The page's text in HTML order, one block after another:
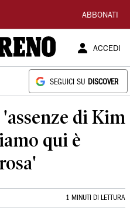
ABBONATI
ACCEDI
SEGUICI SU DISCOVER
di Kim
qui è
1 MINUTI DI LETTURA